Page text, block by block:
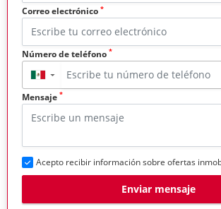
Correo electrónico *
Número de teléfono *
▼
Mensaje *
Acepto recibir información sobre ofertas
Enviar mensaje